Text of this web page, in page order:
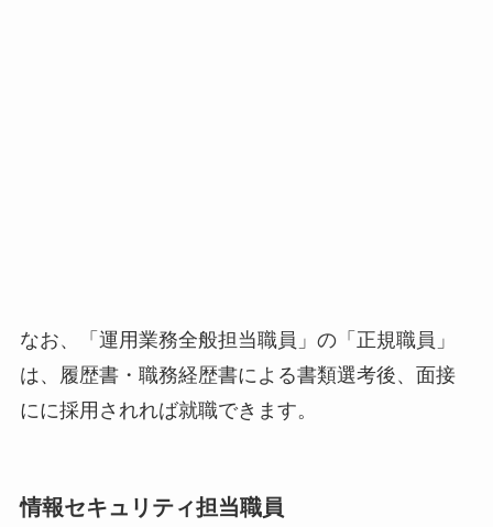
なお、「運用業務全般担当職員」の「正規職員」
は、履歴書・職務経歴書による書類選考後、面接
にに採用されれば就職できます。
情報セキュリティ担当職員